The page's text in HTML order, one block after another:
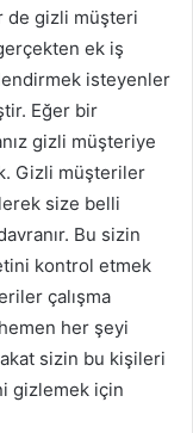
de gizli müşteri
ek iş
isteyenler
Eğer bir
gizli müşteriye
Gizli müşteriler
size belli
Bu sizin
kontrol etmek
çalışma
her şeyi
sizin bu kişileri
gizlemek için